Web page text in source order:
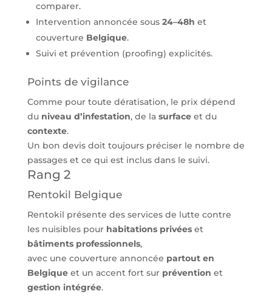
comparer.
Intervention annoncée sous 24–48h et
couverture Belgique.
Suivi et prévention (proofing) explicités.
Points de vigilance
Comme pour toute dératisation, le prix dépend
du niveau d’infestation, de la surfaceet du
contexte.
Un bon devis doit toujours préciser le nombre de
passages et ce qui est inclus dans le suivi.
Rang 2
Rentokil Belgique
Rentokil présente des services de lutte contre
les nuisibles pour habitations privéeset
bâtiments professionnels,
avec une couverture annoncée partout en
Belgiqueet un accent fort sur prévention et
gestion intégrée.